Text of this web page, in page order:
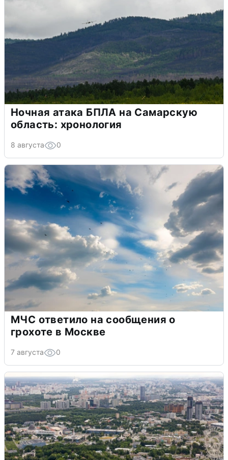
Ночная атака БПЛА на Самарскую
область: хронология
8 августа 0
МЧС ответило на сообщения о
грохоте в Москве
7 августа 0